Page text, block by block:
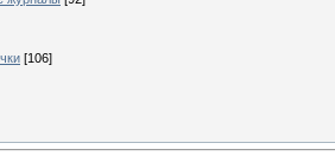
[106]